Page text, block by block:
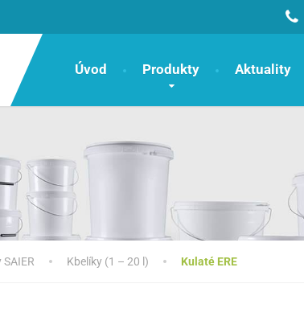
Úvod Produkty Aktuality
Kbelíky (1 – 20 l) Kulaté ERE